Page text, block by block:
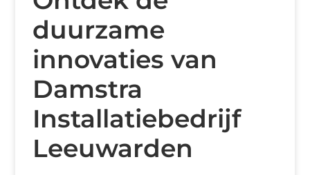
duurzame
innovaties van
Damstra
Installatiebedrijf
Leeuwarden